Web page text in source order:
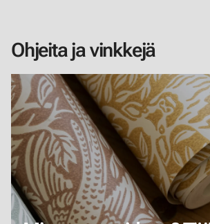
Ohjeita ja vinkkejä